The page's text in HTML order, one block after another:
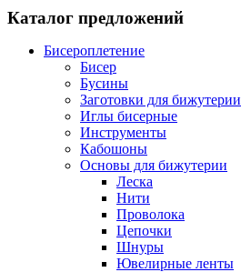
Каталог предложений
Бисероплетение
Бисер
Бусины
Заготовки для бижутерии
Иглы бисерные
Инструменты
Кабошоны
Основы для бижутерии
Леска
Нити
Проволока
Цепочки
Шнуры
Ювелирные ленты